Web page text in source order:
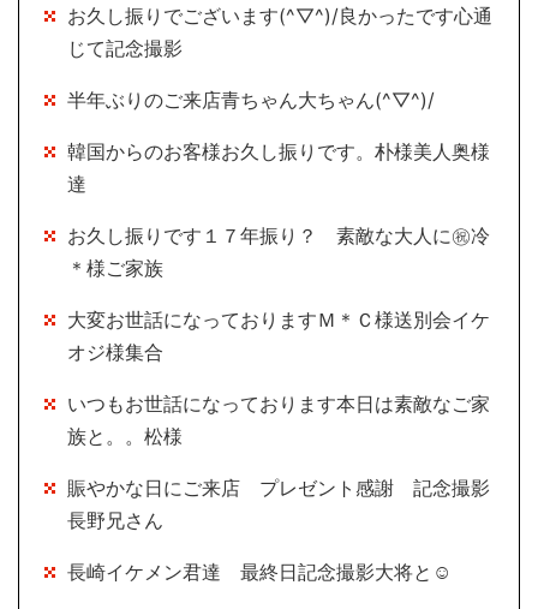
お久し振りでございます(^▽^)/良かったです心通
じて記念撮影
半年ぶりのご来店青ちゃん大ちゃん(^▽^)/
韓国からのお客様お久し振りです。朴様美人奥様
達
お久し振りです１７年振り？ 素敵な大人に㊗冷
＊様ご家族
大変お世話になっておりますＭ＊Ｃ様送別会イケ
オジ様集合
いつもお世話になっております本日は素敵なご家
族と。。松様
賑やかな日にご来店 プレゼント感謝 記念撮影
長野兄さん
長崎イケメン君達 最終日記念撮影大将と☺